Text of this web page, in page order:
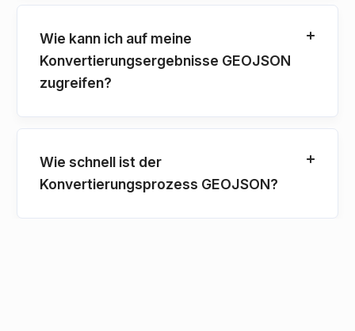
Wie kann ich auf meine
Konvertierungsergebnisse GEOJSON
zugreifen?
Wie schnell ist der
Konvertierungsprozess GEOJSON?